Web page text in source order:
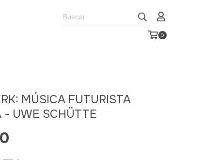
0
MÚSICA FUTURISTA
- UWE SCHÜTTE